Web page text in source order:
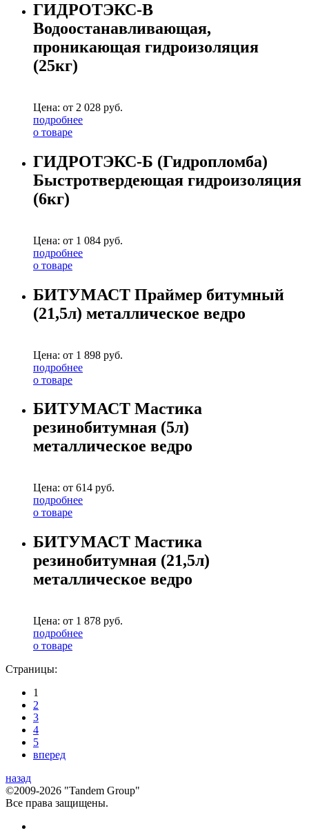
ГИДРОТЭКС-В
Водоостанавливающая,
проникающая гидроизоляция
(25кг)
Цена: от 2 028 руб.
подробнее
о товаре
ГИДРОТЭКС-Б (Гидропломба)
Быстротвердеющая гидроизоляция
(6кг)
Цена: от 1 084 руб.
подробнее
о товаре
БИТУМАСТ Праймер битумный
(21,5л) металлическое ведро
Цена: от 1 898 руб.
подробнее
о товаре
БИТУМАСТ Мастика
резинобитумная (5л)
металлическое ведро
Цена: от 614 руб.
подробнее
о товаре
БИТУМАСТ Мастика
резинобитумная (21,5л)
металлическое ведро
Цена: от 1 878 руб.
подробнее
о товаре
Страницы:
1
2
3
4
5
вперед
назад
©2009-2026 "Tandem Group"
Все права защищены.